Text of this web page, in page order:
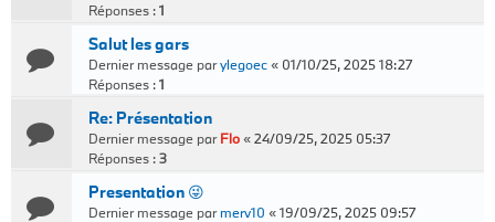
Réponses :1
Salut les gars
Dernier message parylegoec« 01/10/25, 2025 18:27
Réponses :1
Re: Présentation
Dernier message parFlo«24/09/25, 2025 05:37
Réponses :3
Presentation 😜
Dernier message parmerv10 «19/09/25, 2025 09:57